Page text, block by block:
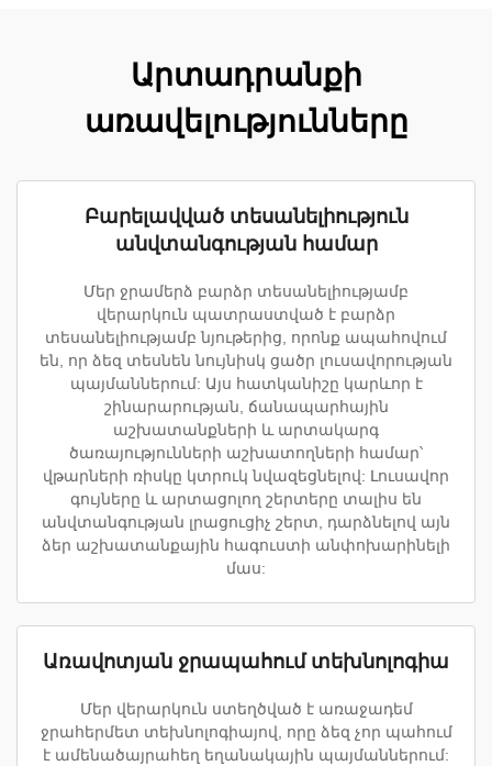
Արտադրանքի
առավելությունները
Բարելավված տեսանելիություն
անվտանգության համար
Մեր ջրամերձ բարձր տեսանելիությամբ
վերարկուն պատրաստված է բարձր
տեսանելիությամբ նյութերից, որոնք ապահովում
են, որ ձեզ տեսնեն նույնիսկ ցածր լուսավորության
պայմաններում: Այս հատկանիշը կարևոր է
շինարարության, ճանապարհային
աշխատանքների և արտակարգ
ծառայությունների աշխատողների համար՝
վթարների ռիսկը կտրուկ նվազեցնելով: Լուսավոր
գույները և արտացոլող շերտերը տալիս են
անվտանգության լրացուցիչ շերտ, դարձնելով այն
ձեր աշխատանքային հագուստի անփոխարինելի
մաս:
Առավոտյան ջրապահում տեխնոլոգիա
Մեր վերարկուն ստեղծված է առաջադեմ
ջրահերմետ տեխնոլոգիայով, որը ձեզ չոր պահում
է ամենածայրահեղ եղանակային պայմաններում: